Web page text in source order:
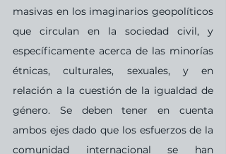
masivas en los imaginarios geopolíticos
que circulan en la sociedad civil, y
específicamente acerca de las minorías
étnicas, culturales, sexuales, y en
relación a la cuestión de la igualdad de
género. Se deben tener en cuenta
ambos ejes dado que los esfuerzos de la
comunidad internacional se han